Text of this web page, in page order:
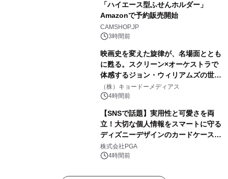
「ハイエース型ふせんホルダー」
Amazonで予約販売開始
CAMSHOP.JP
3時間前
映画史を変えた旋律が、名場面ととも
に甦る。スクリーン×オーケストラで
体感するジョン・ウィリアムズの世
界。ジョン・ウィリアムズ：シネマ・
スペクタキュラー・コンサート 開催決
（株）キョードーメディアス
4時間前
【SNSで話題】実用性と可愛さを両
立！大切な個人情報をスマートに守る
ディズニーデザインのカードケースを
株式会社PGAが8月7日発売
株式会社PGA
4時間前